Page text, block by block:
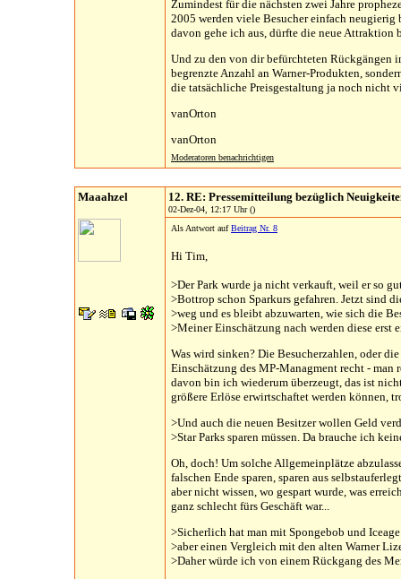
Zumindest für die nächsten zwei Jahre
2005 werden viele Besucher einfach
davon gehe ich aus, dürfte die neue Attraktion
Und zu den von dir befürchteten Rückgängen
begrenzte Anzahl an Warner-Produkten,
die tatsächliche Preisgestaltung ja noch nicht
vanOrton
vanOrton
Moderatoren benachrichtigen
Maaahzel 12. RE: Pressemitteilung bezüglich
02-Dez-04, 12:17 Uhr ()
Als Antwort aufBeitrag Nr. 8
Hi Tim,
>Der Park wurde ja nicht verkauft, weil er so
>Bottrop schon Sparkurs gefahren. Jetzt sind
>weg und es bleibt abzuwarten, wie sich die
>Meiner Einschätzung nach werden diese erst
Was wird sinken? Die Besucherzahlen, oder
Einschätzung des MP-Managment recht -
davon bin ich wiederum überzeugt, das ist
größere Erlöse erwirtschaftet werden können,
>Und auch die neuen Besitzer wollen Geld
>Star Parks sparen müssen. Da brauche ich
Oh, doch! Um solche Allgemeinplätze
falschen Ende sparen, sparen aus
aber nicht wissen, wo gespart wurde, was
ganz schlecht fürs Geschäft war...
>Sicherlich hat man mit Spongebob und
>aber einen Vergleich mit den alten Warner
>Daher würde ich von einem Rückgang des